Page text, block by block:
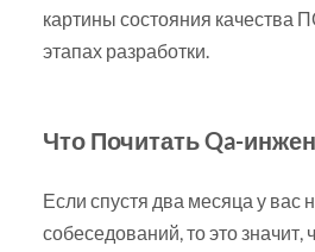
картины состояния качества
этапах разработки.
Что Почитать Qa-
Если спустя два месяца у вас
собеседований, то это значит,